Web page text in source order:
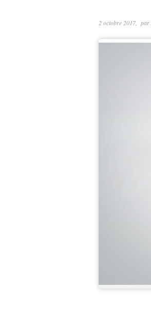
2 octobre 2017 par